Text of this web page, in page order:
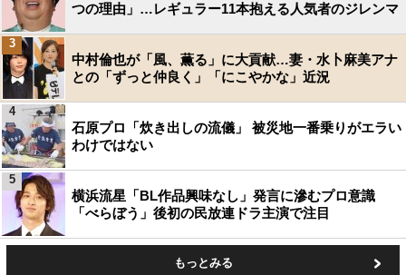
つの理由」…レギュラー11本抱える人気者のジレンマ
中村倫也が「風、薫る」に大貢献…妻・水卜麻美アナ
との「ずっと仲良く」「にこやかな」近況
3
石原プロ「炊き出しの流儀」 被災地一番乗りがエラい
わけではない
4
横浜流星「BL作品興味なし」発言に滲むプロ意識
「べらぼう」後初の民放連ドラ主演で注目
5
もっとみる